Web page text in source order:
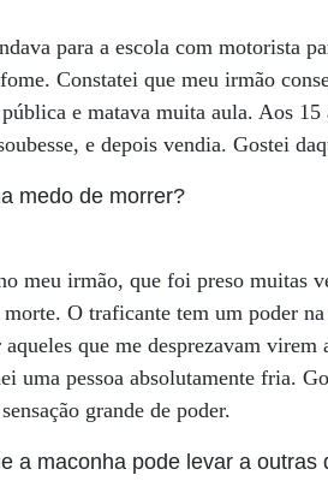
para a escola com motorista
Constatei que meu irmão
e matava muita aula. Aos
e depois vendia. Gostei
medo de morrer?
meu irmão, que foi preso muitas
O traficante tem um poder
que me desprezavam
uma pessoa absolutamente fria.
grande de poder.
a maconha pode levar a outras